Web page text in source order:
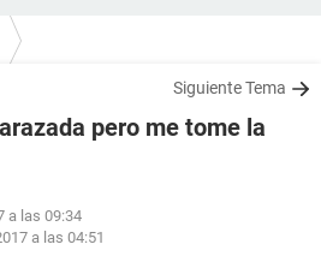
Siguiente Tema
pero me tome la
a las 09:34
a las 04:51